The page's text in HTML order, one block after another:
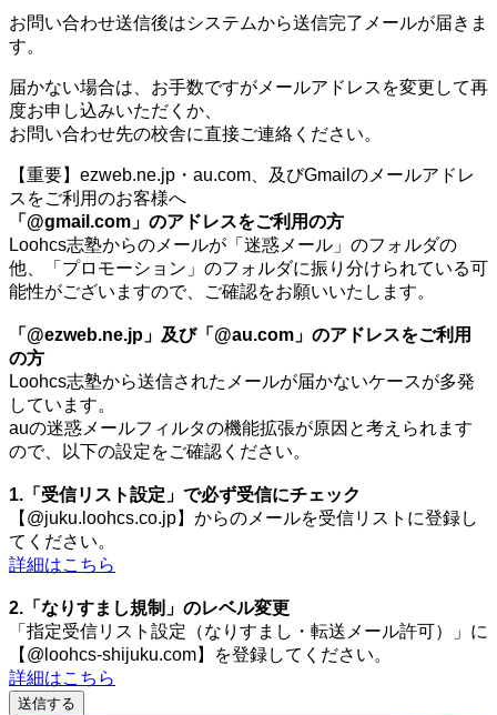
お問い合わせ送信後はシステムから送信完了メールが届きま
す。
届かない場合は、お手数ですがメールアドレスを変更して再
度お申し込みいただくか、
お問い合わせ先の校舎に直接ご連絡ください。
【重要】ezweb.ne.jp・au.com、及びGmailのメールアドレ
スをご利用のお客様へ
「@gmail.com」のアドレスをご利用の方
Loohcs志塾からのメールが「迷惑メール」のフォルダの
他、「プロモーション」のフォルダに振り分けられている可
能性がございますので、ご確認をお願いいたします。
「@ezweb.ne.jp」及び「@au.com」のアドレスをご利用
の方
Loohcs志塾から送信されたメールが届かないケースが多発
しています。
auの迷惑メールフィルタの機能拡張が原因と考えられます
ので、以下の設定をご確認ください。
1.「受信リスト設定」で必ず受信にチェック
【@juku.loohcs.co.jp】からのメールを受信リストに登録し
てください。
詳細はこちら
2.「なりすまし規制」のレベル変更
「指定受信リスト設定（なりすまし・転送メール許可）」に
【@loohcs-shijuku.com】を登録してください。
詳細はこちら